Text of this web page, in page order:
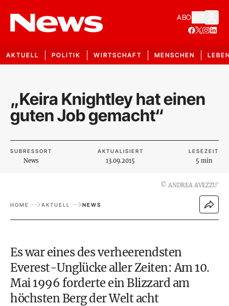
ABO
AKTUELL POLITIK WIRTSCHAFT MENSCHEN
„Keira Knightley hat einen
guten Job gemacht“
SUBRESSORT
News
AKTUALISIERT
13.09.2015
LESEZEIT
5 min
© ANDREA AVEZZU'
HOME AKTUELL NEWS
Es war eines des verheerendsten
Everest-Unglücke aller Zeiten: Am 10.
Mai 1996 forderte ein Blizzard am
höchsten Berg der Welt acht